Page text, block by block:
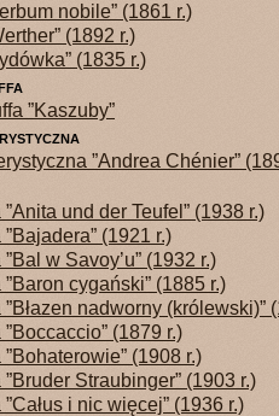
nobile” (1861 r.)
(1892 r.)
(1835 r.)
”Kaszuby”
”Andrea Chénier”
und der Teufel” (1938 r.)
(1921 r.)
w Savoy’u” (1932 r.)
cygański” (1885 r.)
nadworny (królewski)”
(1879 r.)
(1908 r.)
Straubinger” (1903 r.)
i nic więcej” (1936 r.)